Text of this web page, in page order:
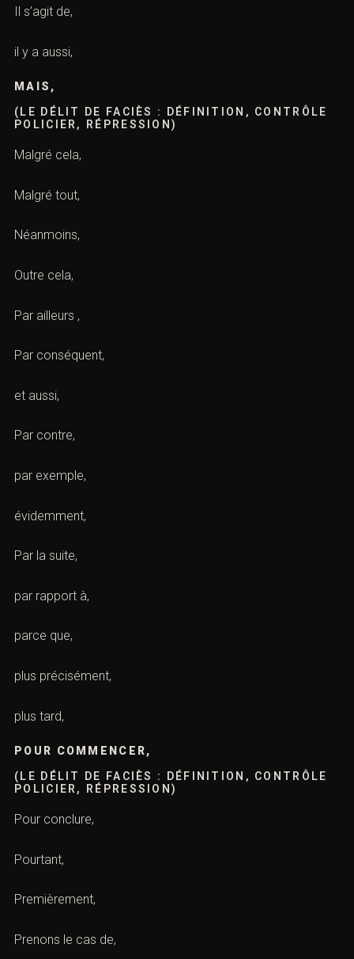
Il s’agit de,
il y a aussi,
MAIS,
(LE DÉLIT DE FACIÈS : DÉFINITION, CONTRÔLE
POLICIER, RÉPRESSION)
Malgré cela,
Malgré tout,
Néanmoins,
Outre cela,
Par ailleurs ,
Par conséquent,
et aussi,
Par contre,
par exemple,
évidemment,
Par la suite,
par rapport à,
parce que,
plus précisément,
plus tard,
POUR COMMENCER,
(LE DÉLIT DE FACIÈS : DÉFINITION, CONTRÔLE
POLICIER, RÉPRESSION)
Pour conclure,
Pourtant,
Premièrement,
Prenons le cas de,